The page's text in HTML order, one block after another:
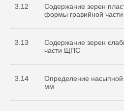
3.12
Содержание зерен
формы гравийной части
3.13
Содержание зерен
части ЩПС
3.14
Определение насыпной
мм